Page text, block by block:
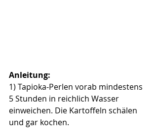
Anleitung:
1) Tapioka-Perlen vorab mindestens
5 Stunden in reichlich Wasser
einweichen. Die Kartoffeln schälen
und gar kochen.